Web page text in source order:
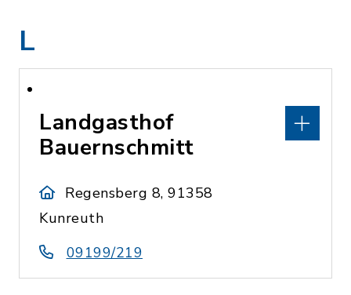
L
Landgasthof
Bauernschmitt
Regensberg 8, 91358
Kunreuth
09199/219